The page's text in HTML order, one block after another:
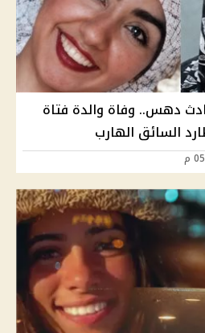
دهس.. وفاة والدة فتاة
السائق الهارب